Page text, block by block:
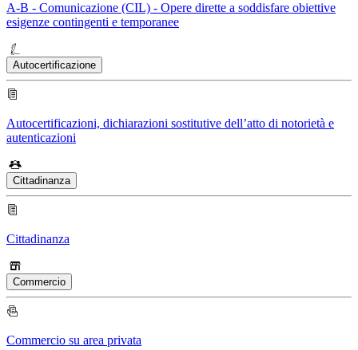
A-B - Comunicazione (CIL) - Opere dirette a soddisfare obiettive
esigenze contingenti e temporanee
Autocertificazione
Autocertificazioni, dichiarazioni sostitutive dell’atto di notorietà e
autenticazioni
Cittadinanza
Cittadinanza
Commercio
Commercio su area privata